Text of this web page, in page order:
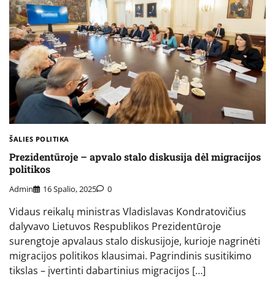
ŠALIES POLITIKA
Prezidentūroje – apvalo stalo diskusija dėl migracijos
politikos
Admin 16 Spalio, 2025 0
Vidaus reikalų ministras Vladislavas Kondratovičius
dalyvavo Lietuvos Respublikos Prezidentūroje
surengtoje apvalaus stalo diskusijoje, kurioje nagrinėti
migracijos politikos klausimai. Pagrindinis susitikimo
tikslas – įvertinti dabartinius migracijos […]